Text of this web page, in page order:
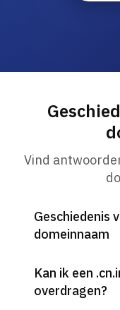
Vind
Geschiedenis
domeinnaam
Kan ik een
overdragen?